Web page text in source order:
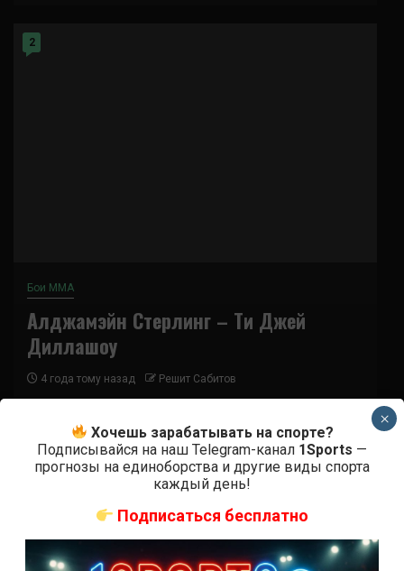
2
Бои ММА
Алджамэйн Стерлинг – Ти Джей
Диллашоу
4 года тому назад Решит Сабитов
Хочешь зарабатывать на спорте?
Подписывайся на наш Telegram-канал 1Sports —
прогнозы на единоборства и другие виды спорта
каждый день!
Подписаться бесплатно
×